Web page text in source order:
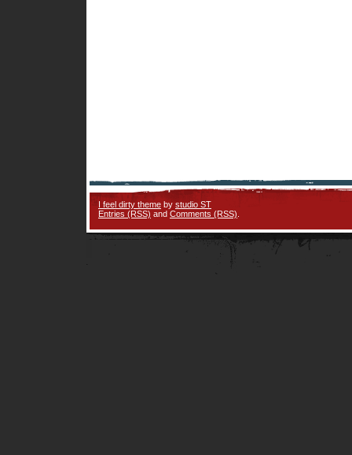
I feel dirty theme by studio ST
Entries (RSS) and Comments (RSS)